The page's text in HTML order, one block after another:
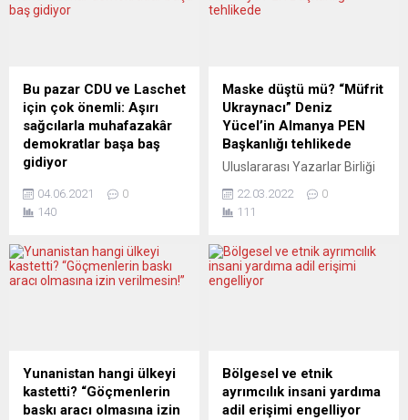
oldu? “Yıllar boyunca ne
onlardan yükselen seslere
kulak kabartan çıkmadı....
onların her birinin tuhaf
Türkiye ve Türkçeyi de
yakından ilgilendiren bir
sorun yok mu? Federal
Almanya parlamentosunda,
ünlü Bundestag,...
Bu pazar CDU ve Laschet
için çok önemli: Aşırı
sağcılarla muhafazakâr
demokratlar başa baş
gidiyor
eyaletlerinden biri olan
Saksonya-Anhalt’te bu
önce en son eyalet seçimi
yapılacak. Aşırı sağcı AfD ile
yorumladı. Federal
Almanya’da yazla birlikte
siyasal iklim de ısınmaya
04.06.2021
0
140
Maske düştü mü? “Müfrit
Ukraynacı” Deniz
Yücel’in Almanya PEN
Başkanlığı tehlikede
Uluslararası Yazarlar Birliği
Deniz Yücel’in Ukrayna
savaşıyla ilgili NATO ve
açıklamaları başını derde
soktu. Köln kentinde PEN
Yücel’e eski başkanlardan
tepki yağdı. NATO’nun
Ukrayna savaşına müdahale
22.03.2022
0
111
Yunanistan hangi ülkeyi
kastetti? “Göçmenlerin
baskı aracı olmasına izin
Bölgesel ve etnik
ayrımcılık insani yardıma
adil erişimi engelliyor